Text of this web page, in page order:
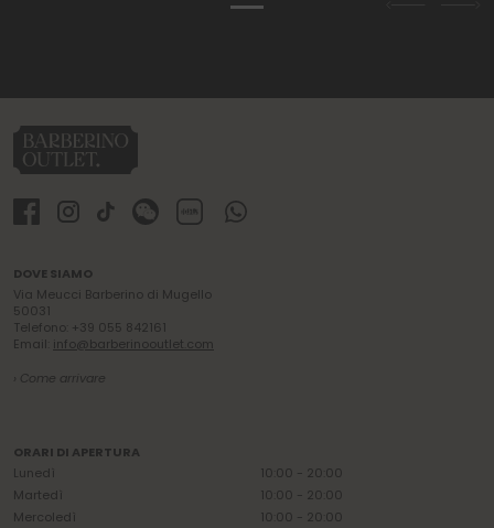
DOVE SIAMO
Via Meucci Barberino di Mugello
50031
Telefono: +39 055 842161
Email: info@barberinooutlet.com
› Come arrivare
ORARI DI APERTURA
Lunedì
10:00 - 20:00
Martedì
10:00 - 20:00
Mercoledì
10:00 - 20:00